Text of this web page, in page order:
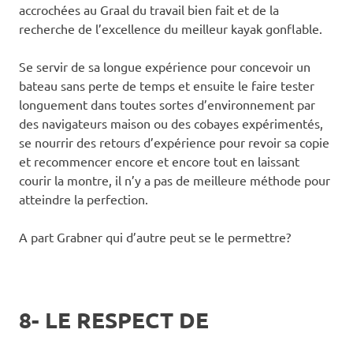
accrochées au Graal du travail bien fait et de la
recherche de l’excellence du meilleur kayak gonflable.
Se servir de sa longue expérience pour concevoir un
bateau sans perte de temps et ensuite le faire tester
longuement dans toutes sortes d’environnement par
des navigateurs maison ou des cobayes expérimentés,
se nourrir des retours d’expérience pour revoir sa copie
et recommencer encore et encore tout en laissant
courir la montre, il n’y a pas de meilleure méthode pour
atteindre la perfection.
A part Grabner qui d’autre peut se le permettre?
8- LE RESPECT DE